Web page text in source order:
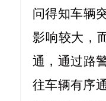
问得知车辆
影响较大，
通，通过路
往车辆有序